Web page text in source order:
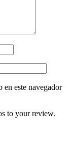
este navegador
to your review.